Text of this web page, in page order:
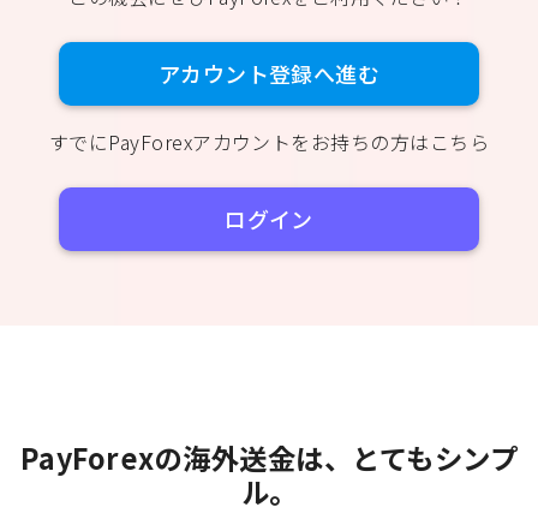
すでにPayForexアカウントをお持ちの方はこちら
アカウント登録へ進む
ログイン
PayForexの海外送金は、とてもシンプ
ル。